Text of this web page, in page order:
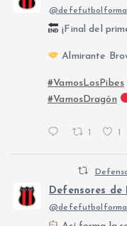
@defefutbolforma
¡Final del
Almirante
#VamosLosPibes
#VamosDragón
Defensores
@defefutbolforma